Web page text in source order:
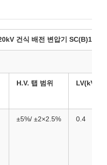
기 SC(B)18-NX1 에
H.V. 탭 범위 LV(kV)
±5%/ ±2×2.5% 0.4